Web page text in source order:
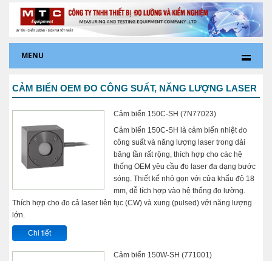
MENU
CẢM BIẾN OEM ĐO CÔNG SUẤT, NĂNG LƯỢNG LASER
Cảm biến 150C-SH (7N77023)
Cảm biến 150C-SH là cảm biến nhiệt đo
công suất và năng lượng laser trong dải
băng tần rất rộng, thích hợp cho các hệ
thống OEM yêu cầu đo laser đa dạng bước
sóng. Thiết kế nhỏ gọn với cửa khẩu độ 18
mm, dễ tích hợp vào hệ thống đo lường.
Thích hợp cho đo cả laser liên tục (CW) và xung (pulsed) với năng lượng
lớn.
Chi tiết
Cảm biến 150W-SH (771001)